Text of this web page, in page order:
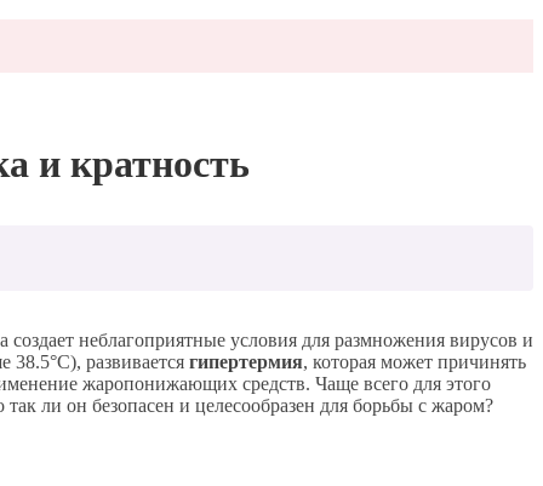
и кратность
неблагоприятные условия для размножения вирусов и
развивается гипертермия, которая может причинять
жаропонижающих средств. Чаще всего для этого
ли он безопасен и целесообразен для борьбы с жаром?